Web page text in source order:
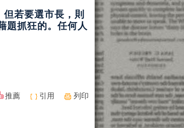
若要選市長，則
題抓狂的。任何人
推薦 引用 列印